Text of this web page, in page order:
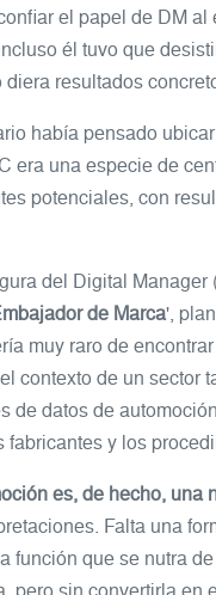
el papel de DM
él tuvo que
resultados
había pensado
era una especie de
potenciales, con
del Digital
de Marca',
muy raro de
contexto de un sector
de datos de
y los
es, de hecho, una
Falta una
función que se nutra